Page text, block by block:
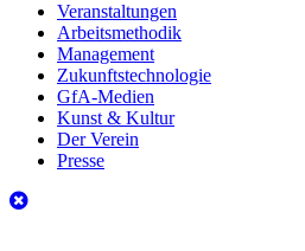
Veranstaltungen
Arbeitsmethodik
Management
Zukunftstechnologie
GfA-Medien
Kunst & Kultur
Der Verein
Presse